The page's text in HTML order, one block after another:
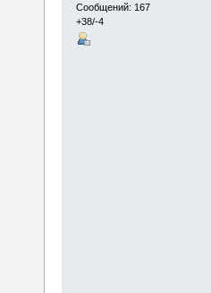
Сообщений: 167
+38/-4